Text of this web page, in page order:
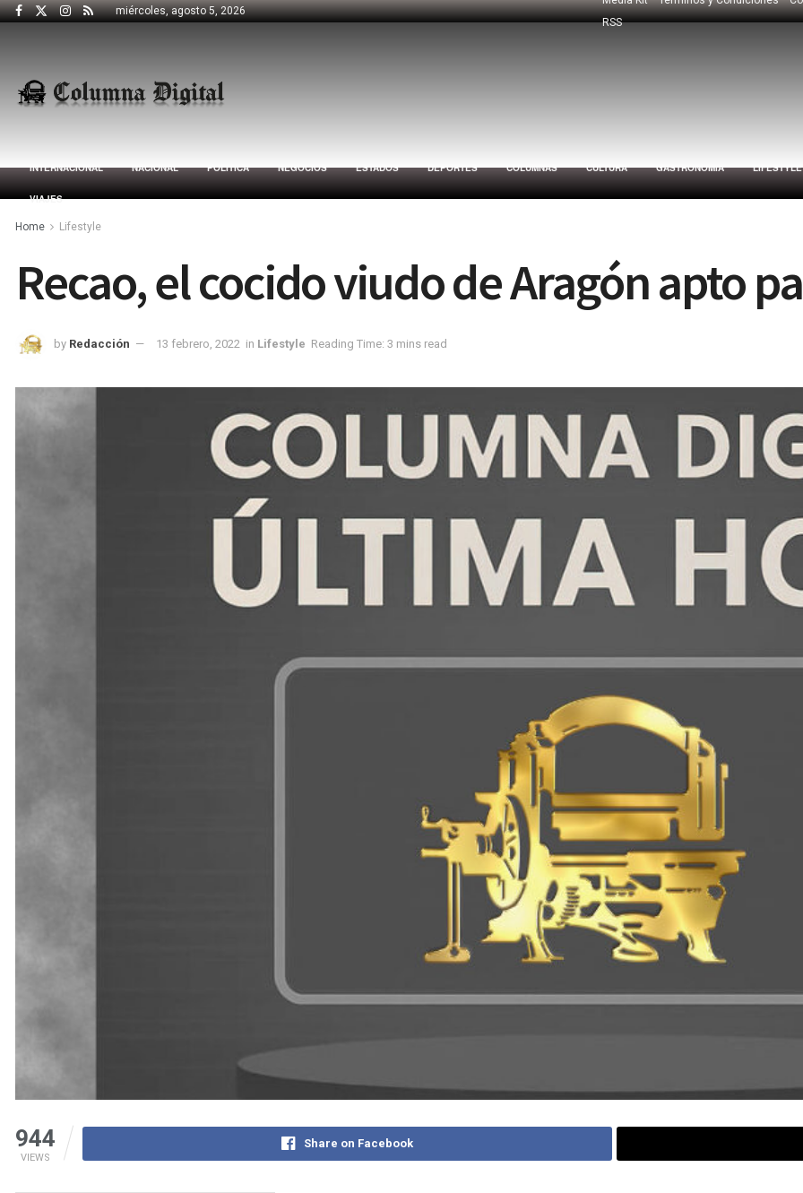
miércoles, agosto 5, 2026
RSS
INTERNACIONAL NACIONAL POLÍTICA NEGOCIOS ESTADOS DEPORTES COLUMNAS CULTURA GASTRONOMÍA LIFESTYLE
VIAJES
Home Lifestyle
Recao, el cocido viudo de Aragón apto
by Redacción 13 febrero, 2022 in Lifestyle Reading Time: 3 mins read
944
VIEWS
Share on Facebook